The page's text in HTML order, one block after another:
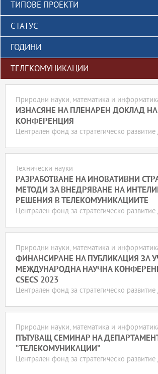
TИПОВЕ ПРОЕКТИ
СТАТУС
ГОДИНИ
ТЕЛЕКОМУНИКАЦИИ
Природни науки, математика и
ИЗНАСЯНЕ НА ПЛЕНАРЕН ДОКЛАД
КОНФЕРЕНЦИЯ
Централен фонд за стратегическо
Технически науки
РАЗРАБОТВАНЕ НА ИНОВАТИВНИ
МЕТОДИ ЗА ВНЕДРЯВАНЕ НА
РЕШЕНИЯ В ТЕЛЕКОМУНИКАЦИИТЕ
Централен фонд за стратегическо
Природни науки, математика и
ФИНАНСИРАНЕ НА ПУБЛИКАЦИЯ ЗА
МЕЖДУНАРОДНА НАУЧНА
CSECS 2023
Централен фонд за стратегическо
Природни науки, математика и
ПЪТУВАЩ СЕМИНАР НА
“ТЕЛЕКОМУНИКАЦИИ”
Централен фонд за стратегическо